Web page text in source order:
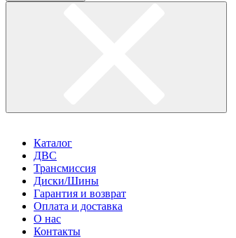
Каталог
ДВС
Трансмиссия
Диски/Шины
Гарантия и возврат
Оплата и доставка
О нас
Контакты